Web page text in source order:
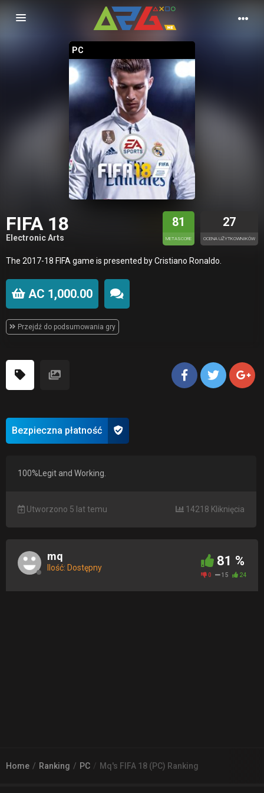
Nawigacja
PC
FIFA 18
Electronic Arts
81
METASCORE
27
OCENA UŻYTKOWNIKÓW
The 2017-18 FIFA game is presented by Cristiano Ronaldo.
AC 1,000.00
Przejdź do podsumowania gry
Bezpieczna płatność
100%Legit and Working.
Utworzono 5 lat temu 14218 Kliknięcia
mq
Ilość: Dostępny 81 %
0 15 24
Home Ranking PC Mq's FIFA 18 (PC) Ranking